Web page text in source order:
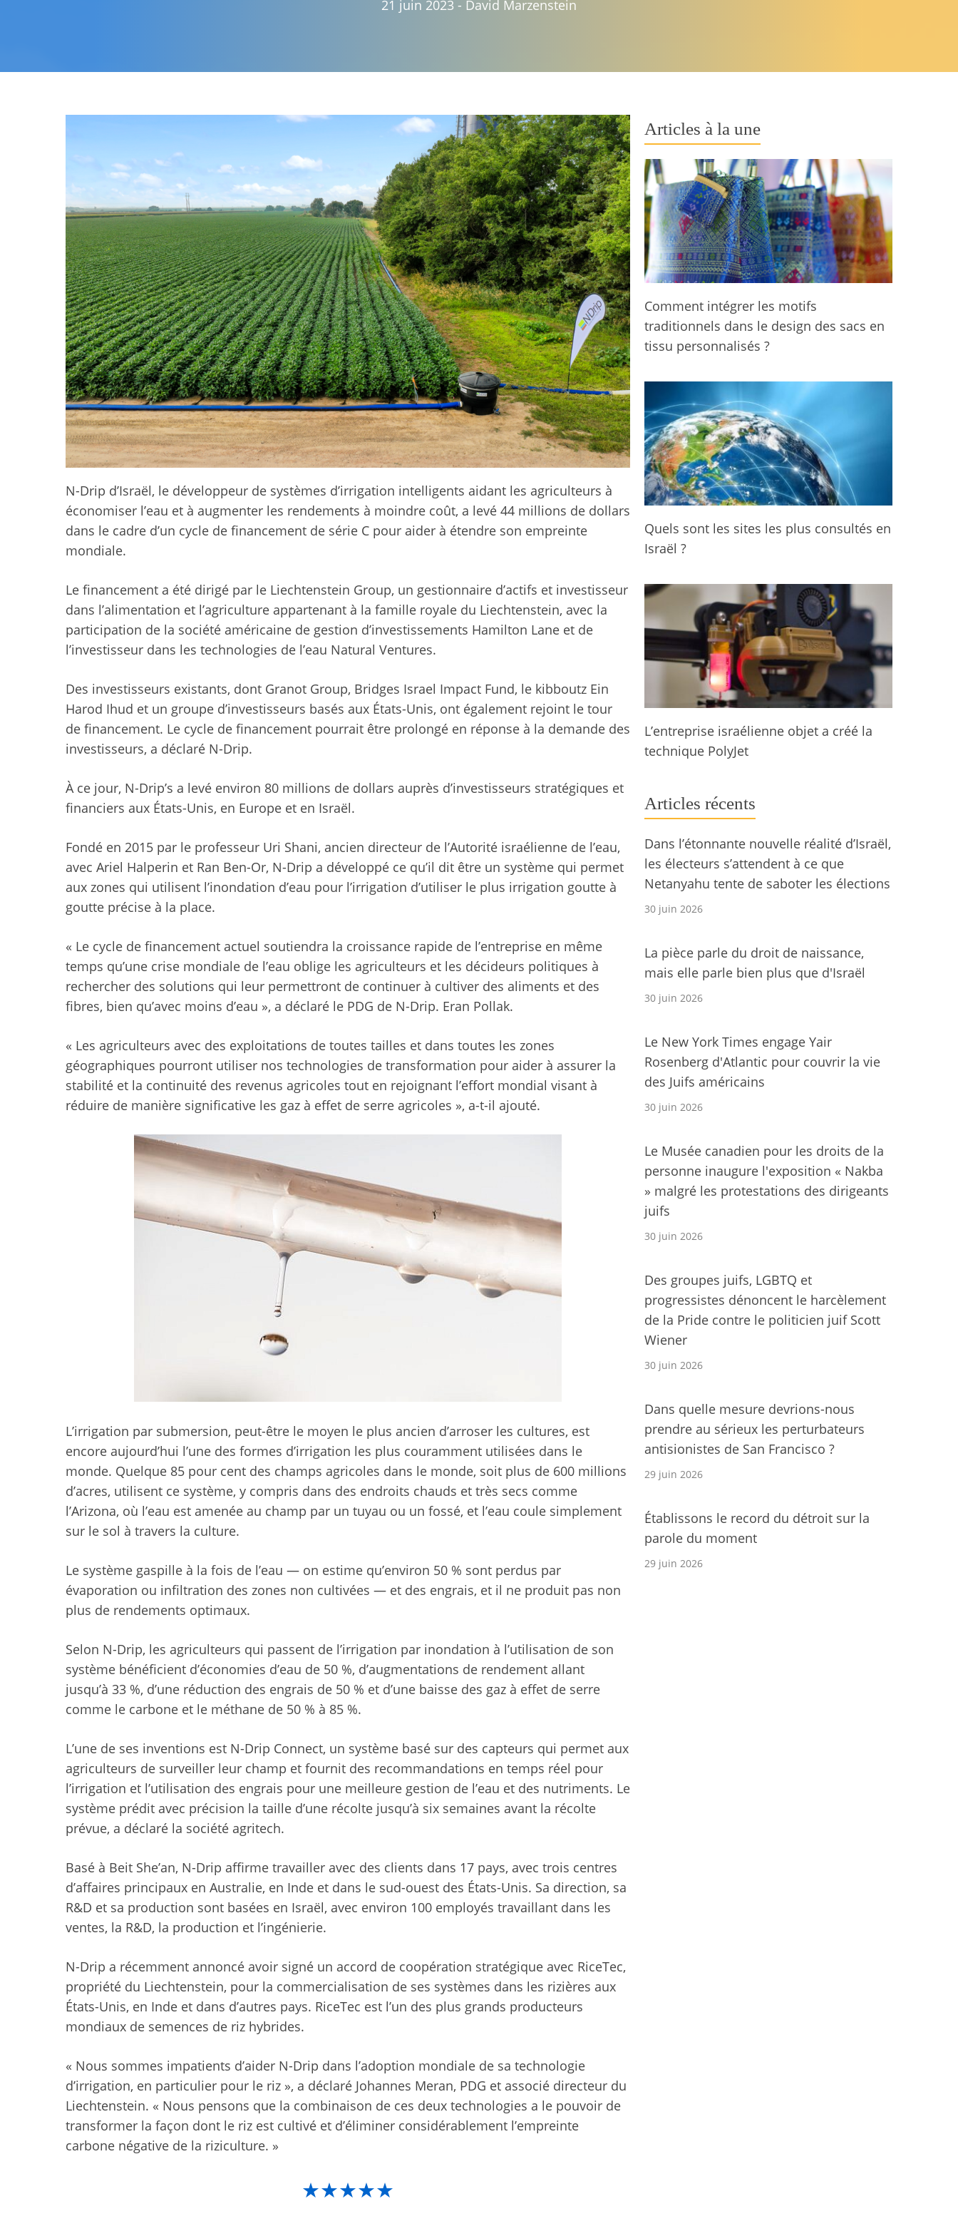
21 juin 2023 - David Marzenstein
N-Drip d’Israël, le développeur de systèmes d’irrigation intelligents aidant les agriculteurs à
économiser l’eau et à augmenter les rendements à moindre coût, a levé 44 millions de dollars
dans le cadre d’un cycle de financement de série C pour aider à étendre son empreinte
mondiale.
Le financement a été dirigé par le Liechtenstein Group, un gestionnaire d’actifs et investisseur
dans l’alimentation et l’agriculture appartenant à la famille royale du Liechtenstein, avec la
participation de la société américaine de gestion d’investissements Hamilton Lane et de
l’investisseur dans les technologies de l’eau Natural Ventures.
Des investisseurs existants, dont Granot Group, Bridges Israel Impact Fund, le kibboutz Ein
Harod Ihud et un groupe d’investisseurs basés aux États-Unis, ont également rejoint le tour
de financement. Le cycle de financement pourrait être prolongé en réponse à la demande des
investisseurs, a déclaré N-Drip.
À ce jour, N-Drip’s a levé environ 80 millions de dollars auprès d’investisseurs stratégiques et
financiers aux États-Unis, en Europe et en Israël.
Fondé en 2015 par le professeur Uri Shani, ancien directeur de l’Autorité israélienne de l’eau,
avec Ariel Halperin et Ran Ben-Or, N-Drip a développé ce qu’il dit être un système qui permet
aux zones qui utilisent l’inondation d’eau pour l’irrigation d’utiliser le plus irrigation goutte à
goutte précise à la place.
« Le cycle de financement actuel soutiendra la croissance rapide de l’entreprise en même
temps qu’une crise mondiale de l’eau oblige les agriculteurs et les décideurs politiques à
rechercher des solutions qui leur permettront de continuer à cultiver des aliments et des
fibres, bien qu’avec moins d’eau », a déclaré le PDG de N-Drip. Eran Pollak.
« Les agriculteurs avec des exploitations de toutes tailles et dans toutes les zones
géographiques pourront utiliser nos technologies de transformation pour aider à assurer la
stabilité et la continuité des revenus agricoles tout en rejoignant l’effort mondial visant à
réduire de manière significative les gaz à effet de serre agricoles », a-t-il ajouté.
L’irrigation par submersion, peut-être le moyen le plus ancien d’arroser les cultures, est
encore aujourd’hui l’une des formes d’irrigation les plus couramment utilisées dans le
monde. Quelque 85 pour cent des champs agricoles dans le monde, soit plus de 600 millions
d’acres, utilisent ce système, y compris dans des endroits chauds et très secs comme
l’Arizona, où l’eau est amenée au champ par un tuyau ou un fossé, et l’eau coule simplement
sur le sol à travers la culture.
Le système gaspille à la fois de l’eau — on estime qu’environ 50 % sont perdus par
évaporation ou infiltration des zones non cultivées — et des engrais, et il ne produit pas non
plus de rendements optimaux.
Selon N-Drip, les agriculteurs qui passent de l’irrigation par inondation à l’utilisation de son
système bénéficient d’économies d’eau de 50 %, d’augmentations de rendement allant
jusqu’à 33 %, d’une réduction des engrais de 50 % et d’une baisse des gaz à effet de serre
comme le carbone et le méthane de 50 % à 85 %.
L’une de ses inventions est N-Drip Connect, un système basé sur des capteurs qui permet aux
agriculteurs de surveiller leur champ et fournit des recommandations en temps réel pour
l’irrigation et l’utilisation des engrais pour une meilleure gestion de l’eau et des nutriments. Le
système prédit avec précision la taille d’une récolte jusqu’à six semaines avant la récolte
prévue, a déclaré la société agritech.
Basé à Beit She’an, N-Drip affirme travailler avec des clients dans 17 pays, avec trois centres
d’affaires principaux en Australie, en Inde et dans le sud-ouest des États-Unis. Sa direction, sa
R&D et sa production sont basées en Israël, avec environ 100 employés travaillant dans les
ventes, la R&D, la production et l’ingénierie.
N-Drip a récemment annoncé avoir signé un accord de coopération stratégique avec RiceTec,
propriété du Liechtenstein, pour la commercialisation de ses systèmes dans les rizières aux
États-Unis, en Inde et dans d’autres pays. RiceTec est l’un des plus grands producteurs
mondiaux de semences de riz hybrides.
« Nous sommes impatients d’aider N-Drip dans l’adoption mondiale de sa technologie
d’irrigation, en particulier pour le riz », a déclaré Johannes Meran, PDG et associé directeur du
Liechtenstein. « Nous pensons que la combinaison de ces deux technologies a le pouvoir de
transformer la façon dont le riz est cultivé et d’éliminer considérablement l’empreinte
carbone négative de la riziculture. »
★★★★★
Articles à la une
Comment intégrer les motifs
traditionnels dans le design des sacs en
tissu personnalisés ?
Quels sont les sites les plus consultés en
Israël ?
L’entreprise israélienne objet a créé la
technique PolyJet
Articles récents
Dans l’étonnante nouvelle réalité d’Israël,
les électeurs s’attendent à ce que
Netanyahu tente de saboter les élections
30 juin 2026
La pièce parle du droit de naissance,
mais elle parle bien plus que d'Israël
30 juin 2026
Le New York Times engage Yair
Rosenberg d'Atlantic pour couvrir la vie
des Juifs américains
30 juin 2026
Le Musée canadien pour les droits de la
personne inaugure l'exposition « Nakba
» malgré les protestations des dirigeants
juifs
30 juin 2026
Des groupes juifs, LGBTQ et
progressistes dénoncent le harcèlement
de la Pride contre le politicien juif Scott
Wiener
30 juin 2026
Dans quelle mesure devrions-nous
prendre au sérieux les perturbateurs
antisionistes de San Francisco ?
29 juin 2026
Établissons le record du détroit sur la
parole du moment
29 juin 2026